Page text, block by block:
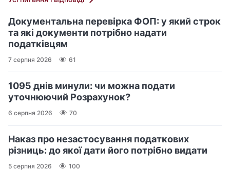
Документальна перевірка ФОП: у який строк
та які документи потрібно надати
податківцям
7 серпня 2026 61
1095 днів минули: чи можна подати
уточнюючий Розрахунок?
6 серпня 2026 70
Наказ про незастосування податкових
різниць: до якої дати його потрібно видати
5 серпня 2026 100